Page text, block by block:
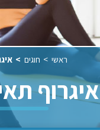
ראשי חוגים
איגרוף